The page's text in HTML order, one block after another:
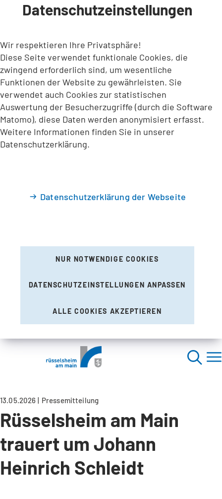
INHALT ANSPRINGEN
Datenschutzeinstellungen
Wir respektieren Ihre Privatsphäre!
Diese Seite verwendet funktionale Cookies, die
zwingend erforderlich sind, um wesentliche
Funktionen der Website zu gewährleisten. Sie
verwendet auch Cookies zur statistischen
Auswertung der Besucherzugriffe (durch die Software
Matomo), diese Daten werden anonymisiert erfasst.
Weitere Informationen finden Sie in unserer
Datenschutzerklärung.
Datenschutzerklärung der Webseite
NUR NOTWENDIGE COOKIES
DATENSCHUTZEINSTELLUNGEN ANPASSEN
ALLE COOKIES AKZEPTIEREN
13.05.2026 Pressemitteilung
Rüsselsheim am Main
trauert um Johann
Heinrich Schleidt